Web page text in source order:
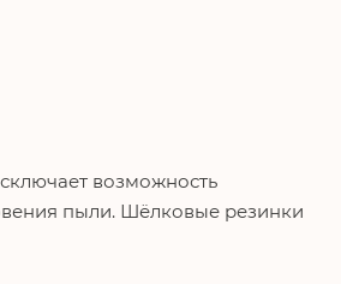
возможность
пыли. Шёлковые резинки